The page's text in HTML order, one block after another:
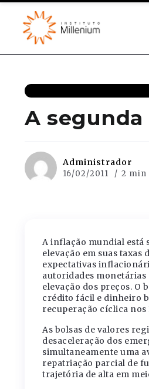
A segunda
Administrador
16/02/2011 2 min
A inflação mundial está
elevação em suas
expectativas
autoridades monetárias
elevação dos preços. O
crédito fácil e dinheiro
recuperação cíclica nos
As bolsas de valores
desaceleração dos
simultaneamente uma
repatriação parcial de
trajetória de alta em